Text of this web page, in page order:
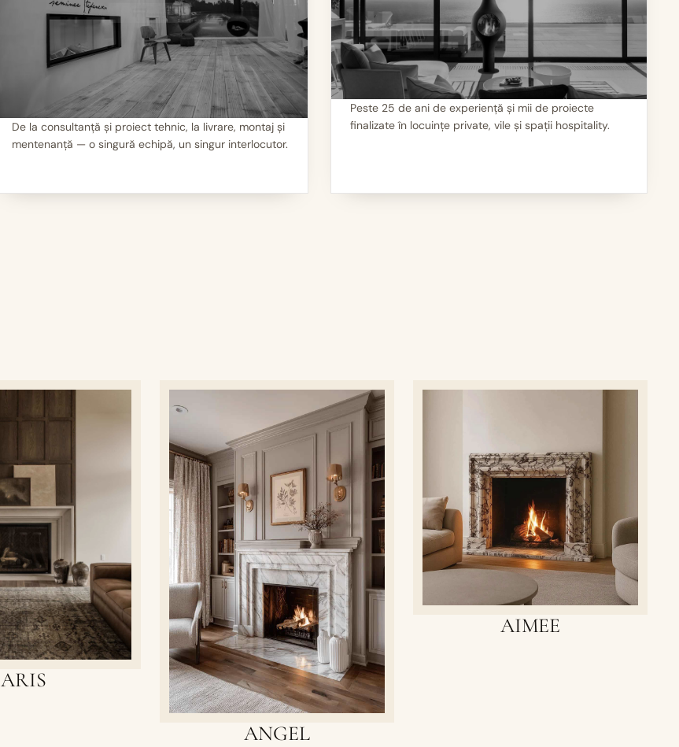
II
De la consultanță și proiect tehnic, la livrare, montaj și
mentenanță — o singură echipă, un singur interlocutor.
III
Peste 25 de ani de experiență și mii de proiecte
finalizate în locuințe private, vile și spații hospitality.
ARIS
ANGEL
AIMEE